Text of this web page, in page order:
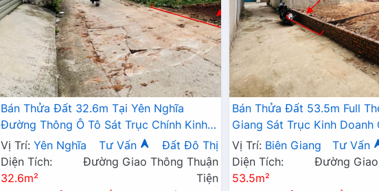
Bán Thửa Đất 32.6m Tại Yên Nghĩa
Đường Thông Ô Tô Sát Trục Chính Kinh
Doanh Gần QL6A , Cầu Mai Lĩnh Mở Rộng
Vị Trí: Yên Nghĩa Tư Vấn
Đất Đô Thị
Diện Tích:
32.6m²
Đường Giao Thông Thuận
Tiện
Bán Thửa Đất 53.5m Full
Giang Sát Trục Kinh Doanh
Đang Triển Khai Mở Rộng
Vị Trí: Biên Giang Tư Vấn
Diện Tích:
53.5m²
Đường